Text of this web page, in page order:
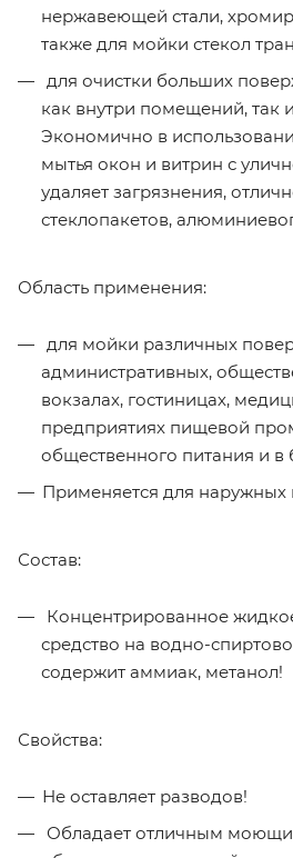
нержавеющей стали,
также для мойки стекол
для очистки больших
как внутри помещений, так
Экономично в
мытья окон и витрин с
удаляет загрязнения,
стеклопакетов,
Область применения:
для мойки различных
административных,
вокзалах, гостиницах,
предприятиях пищевой
общественного питания и в
Применяется для наружных
Состав:
Концентрированное
средство на водно-
содержит аммиак, метанол!
Свойства:
Не оставляет разводов!
Обладает отличным